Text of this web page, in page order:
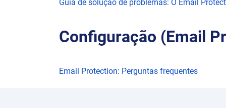
Guia de solução de problemas: O Email
Configuração (Email
Email Protection: Perguntas frequentes